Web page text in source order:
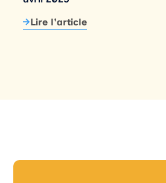
Lire l'article